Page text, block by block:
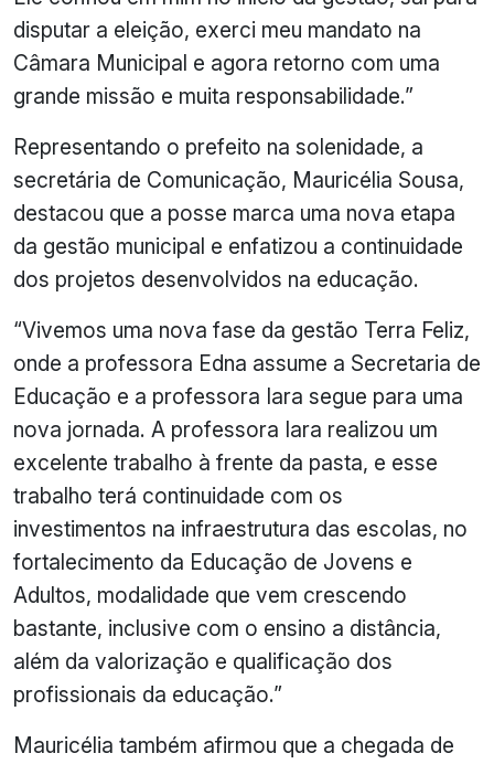
disputar a eleição, exerci meu mandato na
Câmara Municipal e agora retorno com uma
grande missão e muita responsabilidade.”
Representando o prefeito na solenidade, a
secretária de Comunicação, Mauricélia Sousa,
destacou que a posse marca uma nova etapa
da gestão municipal e enfatizou a continuidade
dos projetos desenvolvidos na educação.
“Vivemos uma nova fase da gestão Terra Feliz,
onde a professora Edna assume a Secretaria de
Educação e a professora Iara segue para uma
nova jornada. A professora Iara realizou um
excelente trabalho à frente da pasta, e esse
trabalho terá continuidade com os
investimentos na infraestrutura das escolas, no
fortalecimento da Educação de Jovens e
Adultos, modalidade que vem crescendo
bastante, inclusive com o ensino a distância,
além da valorização e qualificação dos
profissionais da educação.”
Mauricélia também afirmou que a chegada de